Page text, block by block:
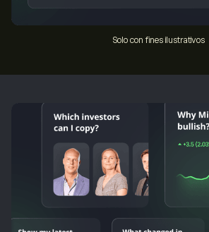
Solo con fines ilustrativos